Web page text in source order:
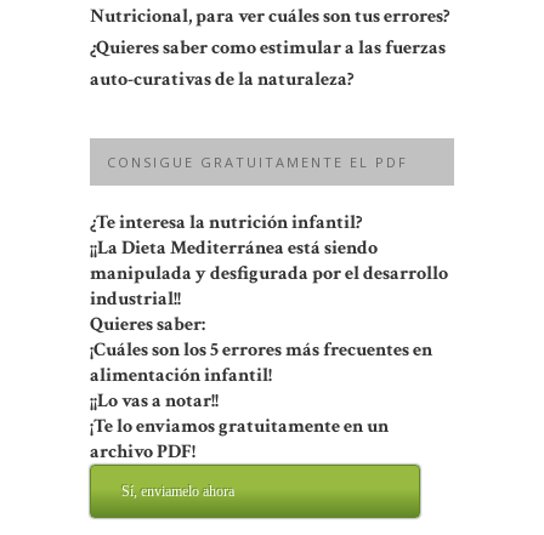
Nutricional, para ver cuáles son tus errores?
¿Quieres saber como estimular a las fuerzas
auto-curativas de la naturaleza?
CONSIGUE GRATUITAMENTE EL PDF
¿Te interesa la nutrición infantil?
¡¡La Dieta Mediterránea está siendo
manipulada y desfigurada por el desarrollo
industrial!!
Quieres saber:
¡Cuáles son los 5 errores más frecuentes en
alimentación infantil!
¡¡Lo vas a notar!!
¡Te lo enviamos gratuitamente en un
archivo PDF!
Sí, enviamelo ahora